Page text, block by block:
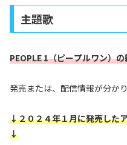
主題歌
PEOPLE 1（ピープルワン）
発売または、配信情報が分か
↓２０２４年１月に発売した
↓